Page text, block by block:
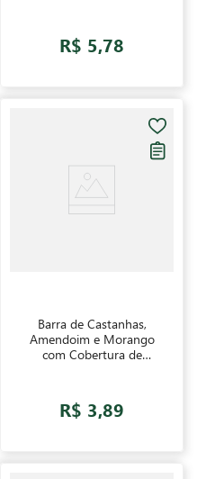
R$ 5,78
Barra de Castanhas,
Amendoim e Morango
com Cobertura de
Brasil 25g
R$ 3,89